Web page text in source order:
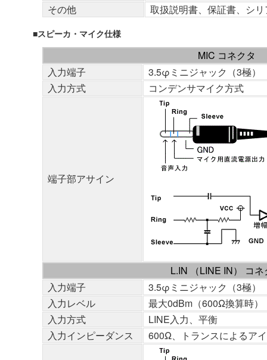
その他
取扱説明書、保証書、シ
■スピーカ・マイク仕様
MIC コネクタ
入力端子
3.5φミニジャック（3極）
入力方式
コンデンサマイク方式
端子部アサイン
L.IN （LINE IN） コネ
入力端子
3.5φミニジャック（3極）
入力レベル
最大0dBm（600Ω換算時
入力方式
LINE入力、平衡
入力インピーダンス
600Ω、トランスによるア